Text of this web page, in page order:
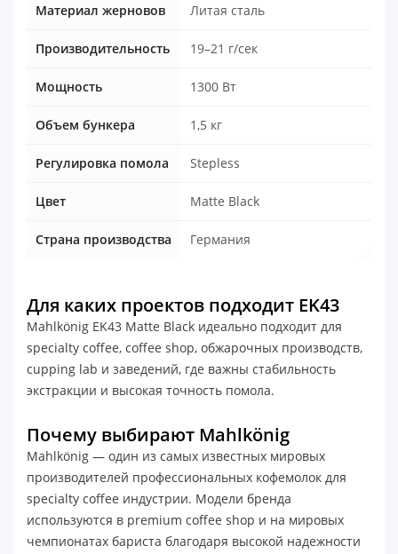
Материал жерновов Литая сталь
Производительность 19–21 г/сек
Мощность 1300 Вт
Объем бункера 1,5 кг
Регулировка помола Stepless
Цвет Matte Black
Страна производства Германия
Для каких проектов подходит EK43
Mahlkönig EK43 Matte Black идеально подходит для
specialty coffee, coffee shop, обжарочных производств,
cupping lab и заведений, где важны стабильность
экстракции и высокая точность помола.
Почему выбирают Mahlkönig
Mahlkönig — один из самых известных мировых
производителей профессиональных кофемолок для
specialty coffee индустрии. Модели бренда
используются в premium coffee shop и на мировых
чемпионатах бариста благодаря высокой надежности